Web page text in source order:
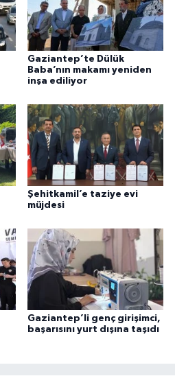
Gaziantep’te Dülük
Baba’nın makamı yeniden
inşa ediliyor
Şehitkamil’e taziye evi
müjdesi
Gaziantep’li genç girişimci,
başarısını yurt dışına taşıdı